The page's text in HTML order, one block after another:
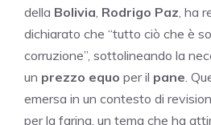
della Bolivia, Rodrigo Paz, ha
dichiarato che “tutto ciò che è
corruzione”, sottolineando la
un prezzo equo per il pane.
emersa in un contesto di
per la farina, un tema che ha